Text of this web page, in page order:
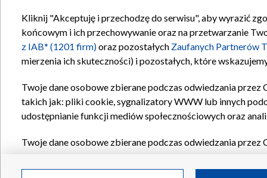
Regulamin TVP
Kliknij "Akceptuję i przechodzę do serwisu", aby wyrazić
końcowym i ich przechowywanie oraz na przetwarzanie
z IAB* (1201 firm)oraz pozostałych Zaufanych Partnerów
mierzenia ich skuteczności) i pozostałych, które
Twoje dane osobowe zbierane podczas odwiedzania przez
takich jak: pliki cookie, sygnalizatory WWW lub innych
udostępnianie funkcji mediów społecznościowych oraz
Twoje dane osobowe zbierane podczas odwiedzania przez
Partnerów TVPdla realizacji następujących celów i funkcji: